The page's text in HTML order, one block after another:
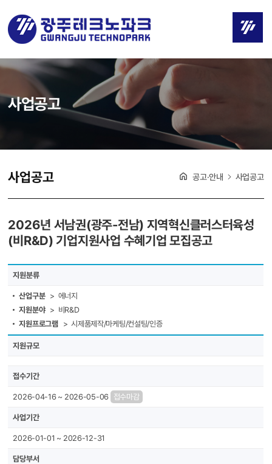
사업공고
사업공고 공고·안내 사업공고
2026년 서남권(광주-전남) 지역혁신클러스터육성
(비R&D) 기업지원사업 수혜기업 모집공고
지원분류
산업구분> 에너지
지원분야> 비R&D
지원프로그램 > 시제품제작/마케팅/컨설팅/인증
지원규모
접수기간
2026-04-16 ~ 2026-05-06 접수마감
사업기간
2026-01-01 ~ 2026-12-31
담당부서